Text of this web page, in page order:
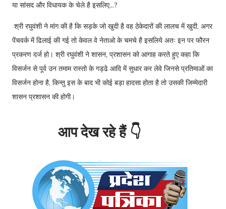
या सांसद और विधायक के चेले है इसलिए...?
श्री रघुवंशी ने मांग की है कि सड़के जो खुदी है वह ठेकेदारों की लालच में खुदी, अगर
पेंचवर्क में ढिलाई की गई तो केवल वे नेताओ के चमचे है इसलिये अतः इन पर फौरन
प्रकरण दर्ज हो। श्री रघुवंशी ने शासन, प्रशासन को आगाह करते हुए कहा कि
विसर्जन से पूर्व उन तमाम रास्तो के गड्ढे आदि में सुधार कर लेवे जिनसे प्रतिमाओं का
विसर्जन होना है, किन्तु इस के बाद भी कोई बड़ा हादसा होता है तो उसकी जिम्मेदारी
शासन प्रशासन की होगी।
आप देख रहे हैं 👇